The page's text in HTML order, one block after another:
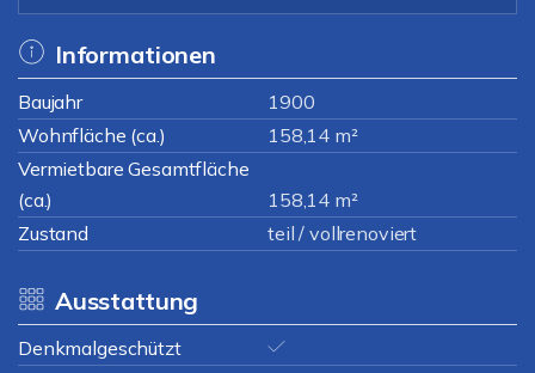
Informationen
Baujahr
1900
Wohnfläche (ca.)
158,14 m²
Vermietbare Gesamtfläche
(ca.)
158,14 m²
Zustand
teil / vollrenoviert
Ausstattung
Denkmalgeschützt